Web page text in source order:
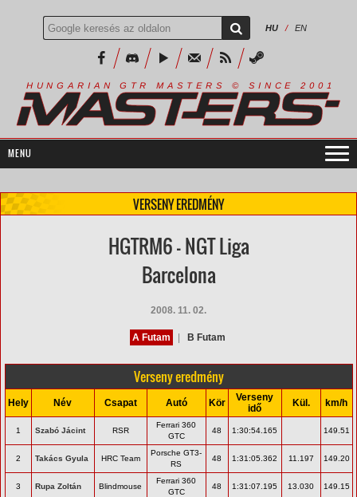
HU / EN
H U N G A R I A N G T R M A S T E R S © S I N C E 2 0 0 1
VERSENY EREDMÉNY
HGTRM6 - NGT Liga
Barcelona
2008. 11. 02.
A Futam B Futam
Verseny eredmény
Hely Név Csapat Autó Kör
Verseny
idő
Kül. km/h
1 Szabó Jácint RSR
Ferrari 360
GTC
48 1:30:54.165 149.51
2 Takács Gyula HRC Team
Porsche GT3-
RS
48 1:31:05.362 11.197 149.20
3 Rupa Zoltán Blindmouse
Ferrari 360
GTC
48 1:31:07.195 13.030 149.15